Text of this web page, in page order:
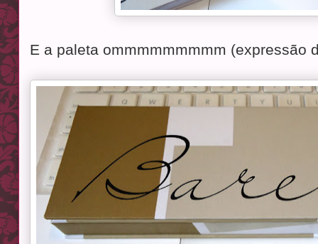
E a paleta ommmmmmmmm (expressão